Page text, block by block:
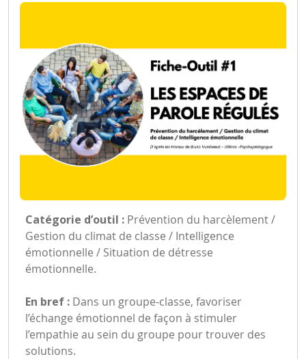
Catégorie d’outil : Prévention du harcèlement /
Gestion du climat de classe / Intelligence
émotionnelle / Situation de détresse
émotionnelle.
En bref : Dans un groupe-classe, favoriser
l’échange émotionnel de façon à stimuler
l’empathie au sein du groupe pour trouver des
solutions.